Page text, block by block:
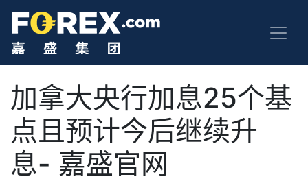
加拿大央行加息25个基
点且预计今后继续升
息- 嘉盛官网